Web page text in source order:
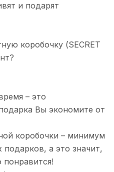
и подарят
коробочку (SECRET
– это
Вы экономите от
коробочки – минимум
а это значит,
понравится!